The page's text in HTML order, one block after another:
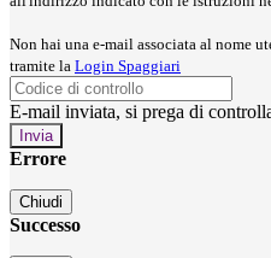
Non hai una e-mail associata al nome
tramite la Login Spaggiari
E-mail inviata, si prega di
Errore
Chiudi
Successo